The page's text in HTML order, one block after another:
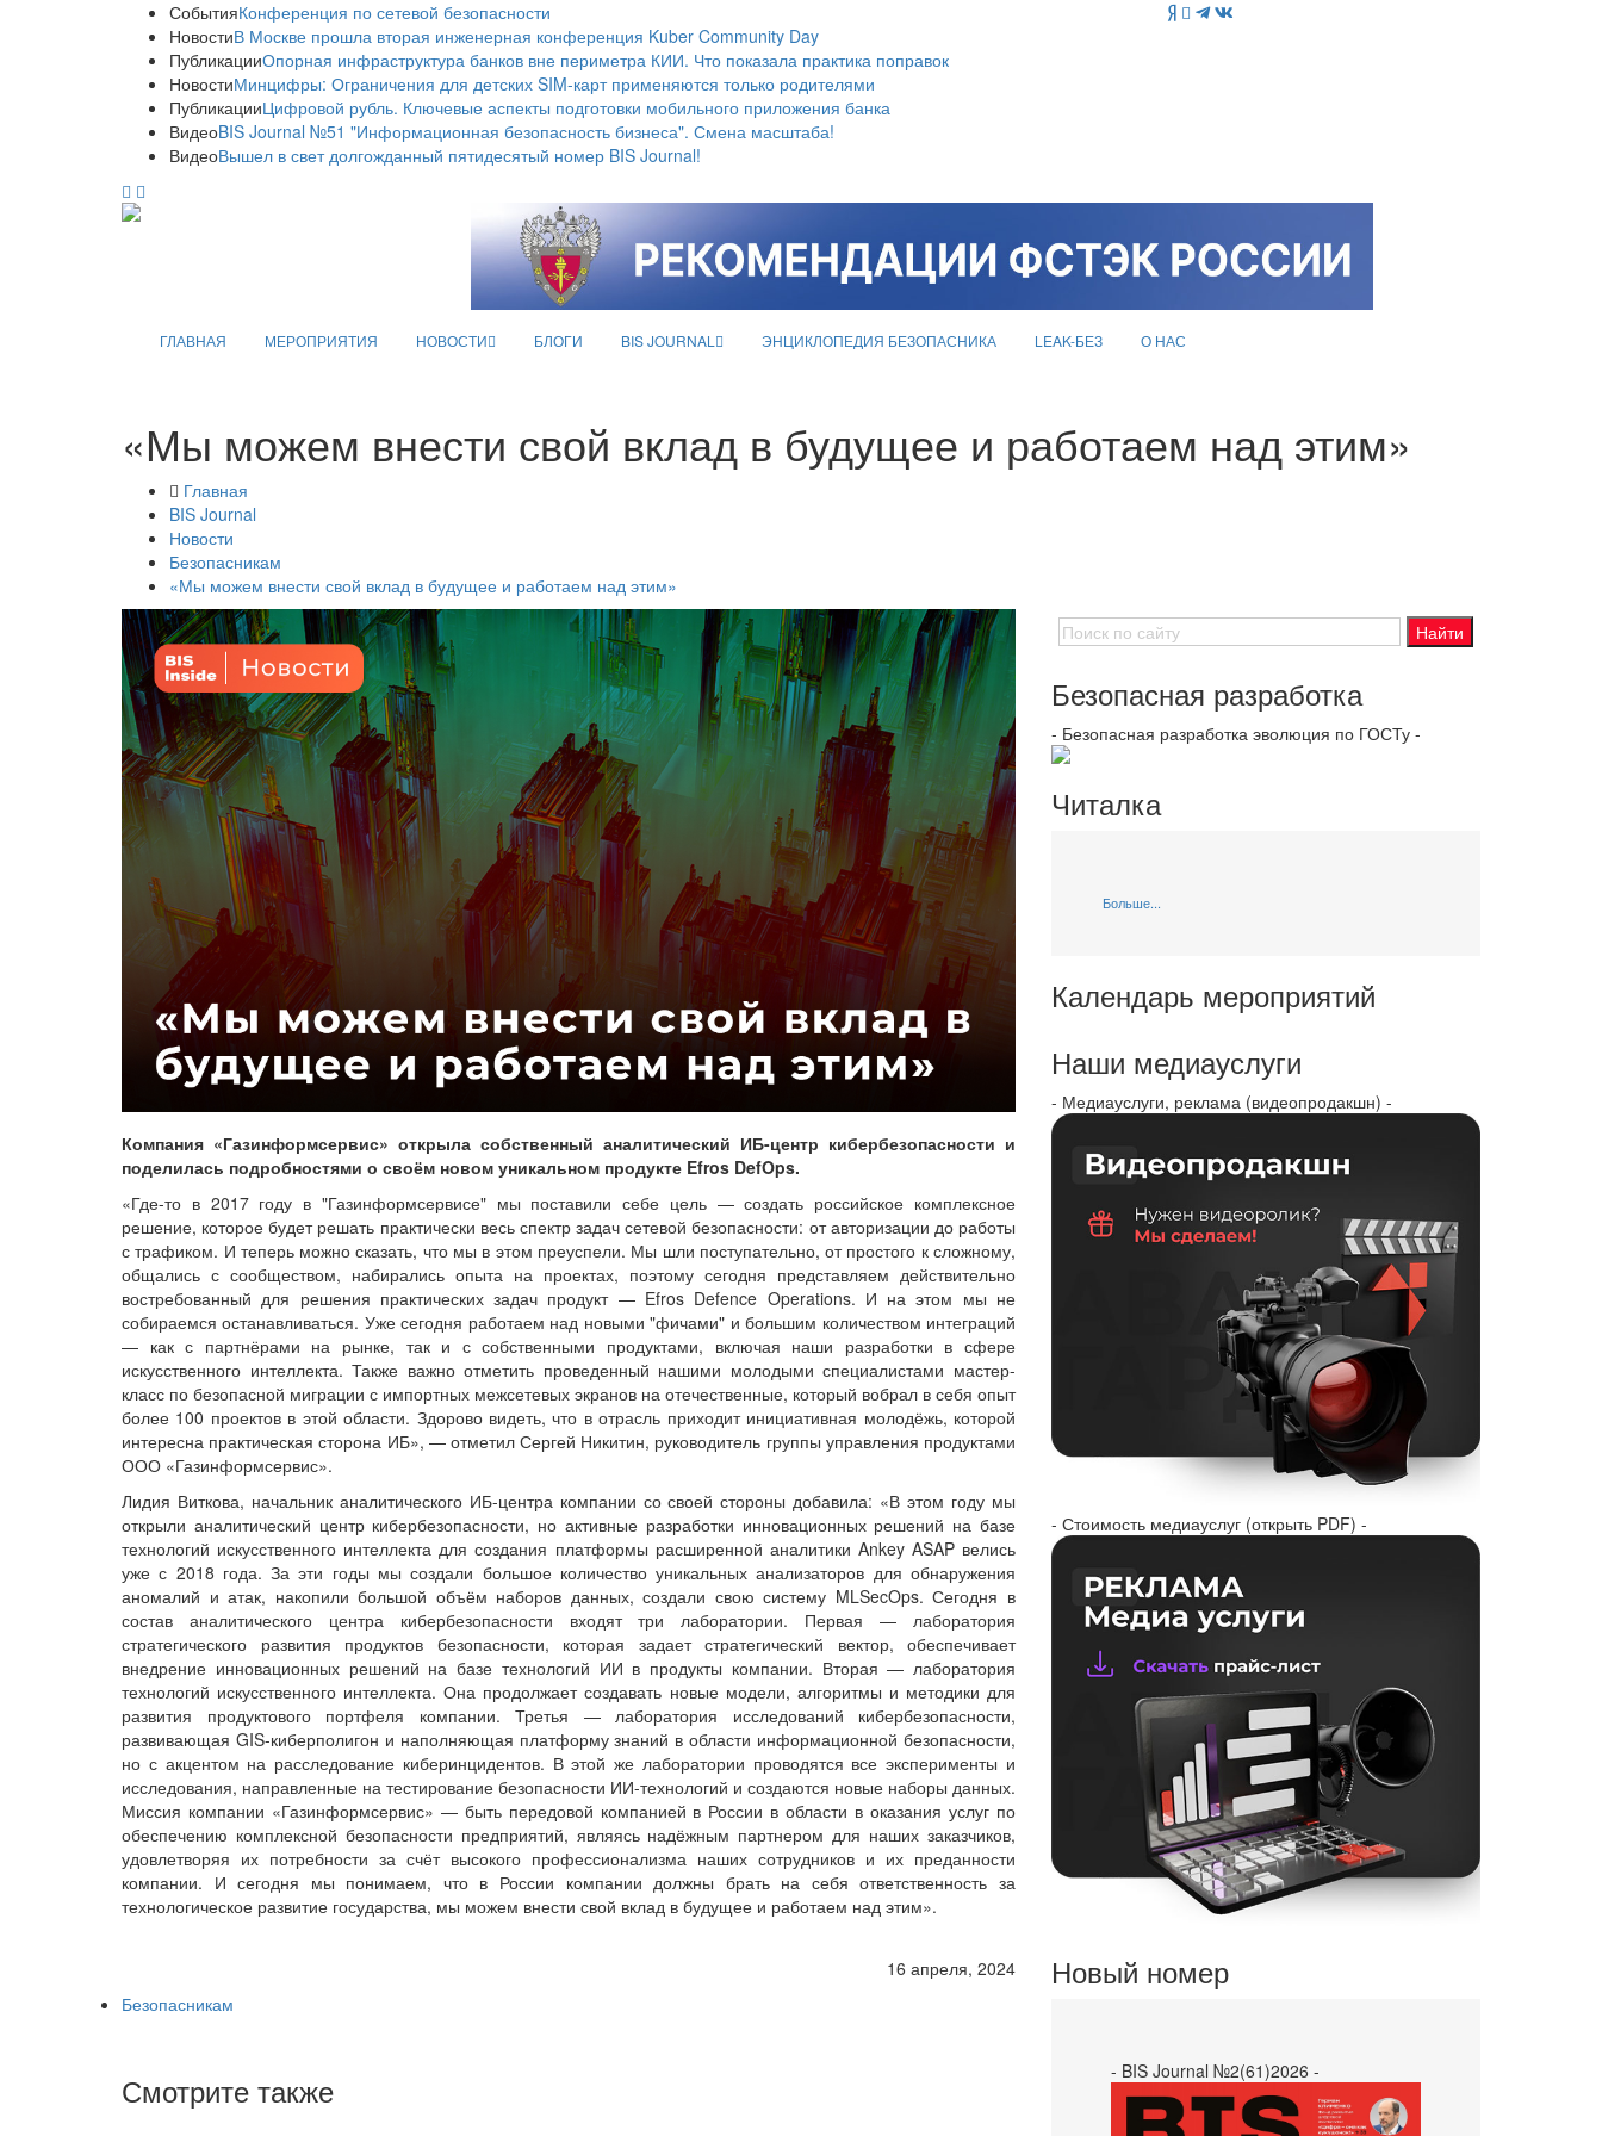
СобытияКонференция по сетевой безопасности
НовостиВ Москве прошла вторая инженерная конференция Kuber Community Day
ПубликацииОпорная инфраструктура банков вне периметра КИИ. Что показала практика поправок
НовостиМинцифры: Ограничения для детских SIM-карт применяются только родителями
ПубликацииЦифровой рубль. Ключевые аспекты подготовки мобильного приложения банка
ВидеоBIS Journal №51 "Информационная безопасность бизнеса". Смена масштаба!
ВидеоВышел в свет долгожданный пятидесятый номер BIS Journal!
ГЛАВНАЯ МЕРОПРИЯТИЯ НОВОСТИ БЛОГИ BIS JOURNAL ЭНЦИКЛОПЕДИЯ БЕЗОПАСНИКА LEAK-БЕЗ О НАС
«Мы можем внести свой вклад в будущее и работаем над этим»
Главная
BIS Journal
Новости
Безопасникам
«Мы можем внести свой вклад в будущее и работаем над этим»
Компания «Газинформсервис» открыла собственный аналитический ИБ-центр кибербезопасности и
поделилась подробностями о своём новом уникальном продукте Efros DefOps.
«Где-то в 2017 году в "Газинформсервисе" мы поставили себе цель — создать российское комплексное
решение, которое будет решать практически весь спектр задач сетевой безопасности: от авторизации до работы
с трафиком. И теперь можно сказать, что мы в этом преуспели. Мы шли поступательно, от простого к сложному,
общались с сообществом, набирались опыта на проектах, поэтому сегодня представляем действительно
востребованный для решения практических задач продукт — Efros Defence Operations. И на этом мы не
собираемся останавливаться. Уже сегодня работаем над новыми "фичами" и большим количеством интеграций
— как с партнёрами на рынке, так и с собственными продуктами, включая наши разработки в сфере
искусственного интеллекта. Также важно отметить проведенный нашими молодыми специалистами мастер-
класс по безопасной миграции с импортных межсетевых экранов на отечественные, который вобрал в себя опыт
более 100 проектов в этой области. Здорово видеть, что в отрасль приходит инициативная молодёжь, которой
интересна практическая сторона ИБ», — отметил Сергей Никитин, руководитель группы управления продуктами
ООО «Газинформсервис».
Лидия Виткова, начальник аналитического ИБ-центра компании со своей стороны добавила: «В этом году мы
открыли аналитический центр кибербезопасности, но активные разработки инновационных решений на базе
технологий искусственного интеллекта для создания платформы расширенной аналитики Ankey ASAP велись
уже с 2018 года. За эти годы мы создали большое количество уникальных анализаторов для обнаружения
аномалий и атак, накопили большой объём наборов данных, создали свою систему MLSecOps. Сегодня в
состав аналитического центра кибербезопасности входят три лаборатории. Первая — лаборатория
стратегического развития продуктов безопасности, которая задает стратегический вектор, обеспечивает
внедрение инновационных решений на базе технологий ИИ в продукты компании. Вторая — лаборатория
технологий искусственного интеллекта. Она продолжает создавать новые модели, алгоритмы и методики для
развития продуктового портфеля компании. Третья — лаборатория исследований кибербезопасности,
развивающая GIS-киберполигон и наполняющая платформу знаний в области информационной безопасности,
но с акцентом на расследование киберинцидентов. В этой же лаборатории проводятся все эксперименты и
исследования, направленные на тестирование безопасности ИИ-технологий и создаются новые наборы данных.
Миссия компании «Газинформсервис» — быть передовой компанией в России в области в оказания услуг по
обеспечению комплексной безопасности предприятий, являясь надёжным партнером для наших заказчиков,
удовлетворяя их потребности за счёт высокого профессионализма наших сотрудников и их преданности
компании. И сегодня мы понимаем, что в России компании должны брать на себя ответственность за
технологическое развитие государства, мы можем внести свой вклад в будущее и работаем над этим».
16 апреля, 2024
Безопасникам
Смотрите также
Безопасная разработка
- Безопасная разработка эволюция по ГОСТу -
Читалка
Больше...
Календарь мероприятий
Наши медиауслуги
- Медиауслуги, реклама (видеопродакшн) -
- Стоимость медиауслуг (открыть PDF) -
Новый номер
- BIS Journal №2(61)2026 -